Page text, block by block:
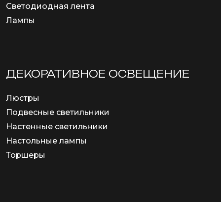
Светодиодная лента
Лампы
ДЕКОРАТИВНОЕ ОСВЕЩЕНИЕ
Люстры
Подвесные светильники
Настенные светильники
Настольные лампы
Торшеры